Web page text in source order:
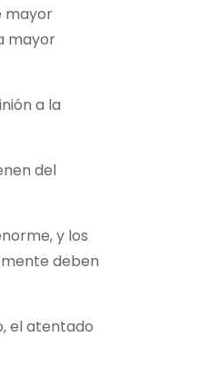
mayor
mayor
a la
del
y los
deben
el atentado